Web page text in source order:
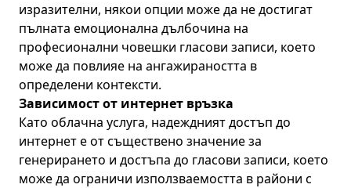
изразителни, някои опции може да не достигат
пълната емоционална дълбочина на
професионални човешки гласови записи, което
може да повлияе на ангажираността в
определени контексти.
Зависимост от интернет връзка
Като облачна услуга, надеждният достъп до
интернет е от съществено значение за
генерирането и достъпа до гласови записи, което
може да ограничи използваемостта в райони с